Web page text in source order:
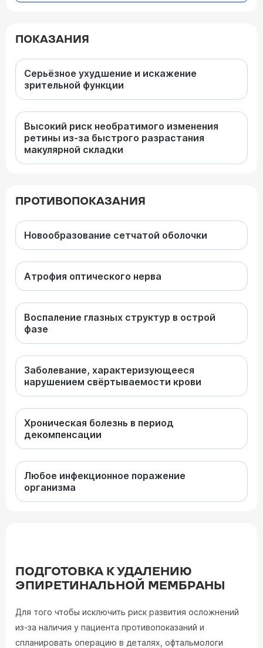
ПОКАЗАНИЯ
Серьёзное ухудшение и искажение
зрительной функции
Высокий риск необратимого изменения
ретины из-за быстрого разрастания
макулярной складки
ПРОТИВОПОКАЗАНИЯ
Новообразование сетчатой оболочки
Атрофия оптического нерва
Воспаление глазных структур в острой
фазе
Заболевание, характеризующееся
нарушением свёртываемости крови
Хроническая болезнь в период
декомпенсации
Любое инфекционное поражение
организма
ПОДГОТОВКА К УДАЛЕНИЮ
ЭПИРЕТИНАЛЬНОЙ МЕМБРАНЫ
Для того чтобы исключить риск развития осложнений
из-за наличия у пациента противопоказаний и
спланировать операцию в деталях, офтальмологи